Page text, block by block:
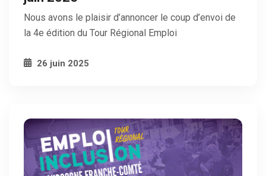
Nous avons le plaisir d’annoncer le coup d’envoi de
la 4e édition du Tour Régional Emploi
26 juin 2025